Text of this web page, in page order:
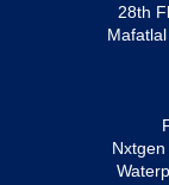
28th